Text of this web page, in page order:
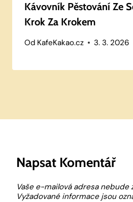
Kávovník Pěstování Ze
Krok Za Krokem
Od KafeKakao.cz 3. 3. 2026
Napsat Komentář
Vaše e-mailová adresa nebude
Vyžadované informace jsou